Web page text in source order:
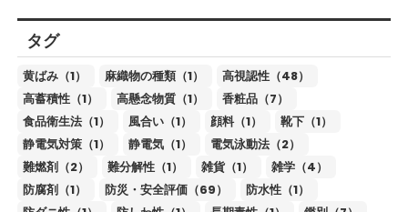
タグ
黄ばみ（1） 麻織物の種類（1）
高視認性（48）
高蓄積性（1）
高懸念物質（1）
香粧品（7）
食品衛生法（1）
風合い（1） 顔料（1）
靴下（1）
静電気対策（1）
静電気（1）
電気泳動法（2）
難燃剤（2）
難分解性（1） 雑貨（1）
雑学（4）
防腐剤（1）
防災・安全評価（69）
防水性（1）